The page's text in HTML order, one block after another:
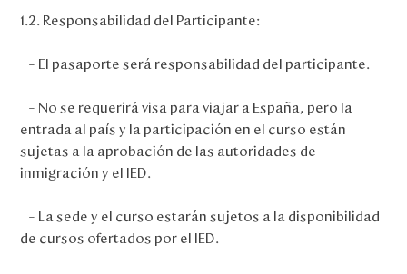
1.2. Responsabilidad del Participante:
– El pasaporte será responsabilidad del participante.
– No se requerirá visa para viajar a España, pero la
entrada al país y la participación en el curso están
sujetas a la aprobación de las autoridades de
inmigración y el IED.
– La sede y el curso estarán sujetos a la disponibilidad
de cursos ofertados por el IED.